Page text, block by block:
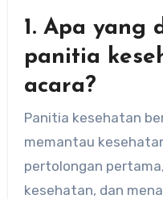
1. Apa yang
panitia
acara?
Panitia kesehatan
memantau
pertolongan
kesehatan, dan